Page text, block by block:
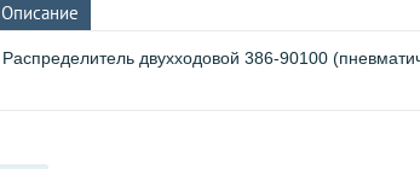
Описание
Распределитель двухходовой 386-90100